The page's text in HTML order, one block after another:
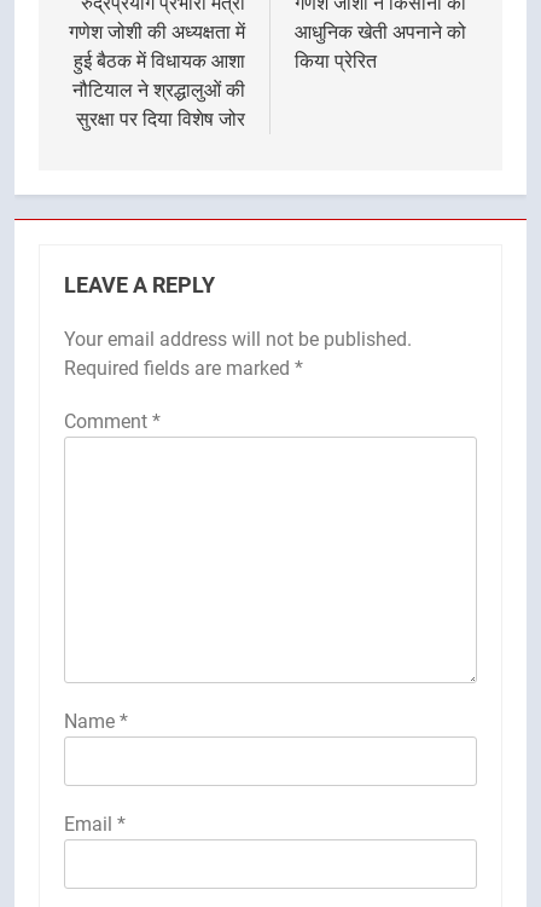
गणेश जोशी की अध्यक्षता में
हुई बैठक में विधायक आशा
नौटियाल ने श्रद्धालुओं की
सुरक्षा पर दिया विशेष जोर
आधुनिक खेती अपनाने को
किया प्रेरित
LEAVE A REPLY
Your email address will not be published.
Required fields are marked *
Comment *
Name *
Email *